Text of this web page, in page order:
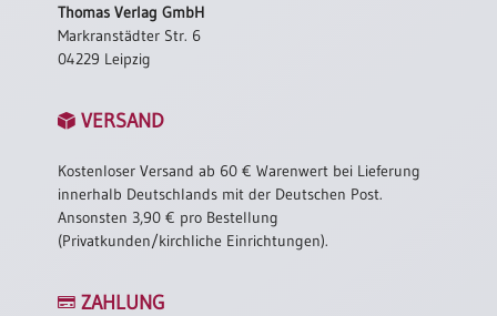
Jahreslosung
Restbestände
Bücher
Broschüren
Thomas Verlag GmbH
Markranstädter Str. 6
04229 Leipzig
VERSAND
Kostenloser Versand ab 60 € Warenwert bei Lieferung
innerhalb Deutschlands mit der Deutschen Post.
Ansonsten 3,90 € pro Bestellung
(Privatkunden/kirchliche Einrichtungen).
ZAHLUNG